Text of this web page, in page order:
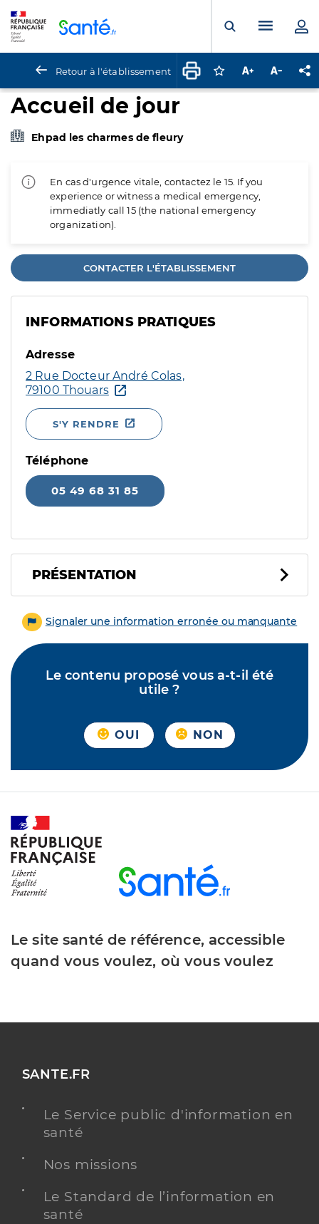
Ouvrir laMenu
Retour à l'établissement Connectez-vous
Augmenter la
Accueil de jour
Ehpad les charmes de fleury
En cas d'urgence vitale, contactez le 15. If you
experience or witness a medical emergency,
immediatly call 15 (the national emergency
organization).
CONTACTER L'ÉTABLISSEMENT
INFORMATIONS PRATIQUES
Adresse
2 Rue Docteur André Colas,
79100 Thouars
S'Y RENDRE
Téléphone
05 49 68 31 85
PRÉSENTATION
Signaler une information erronée ou manquante
Le contenu proposé vous a-t-il été
utile ?
OUI NON
Le site santé de référence, accessible
quand vous voulez, où vous voulez
SANTE.FR
Le Service public d'information en
santé
Nos missions
Le Standard de l’information en
santé